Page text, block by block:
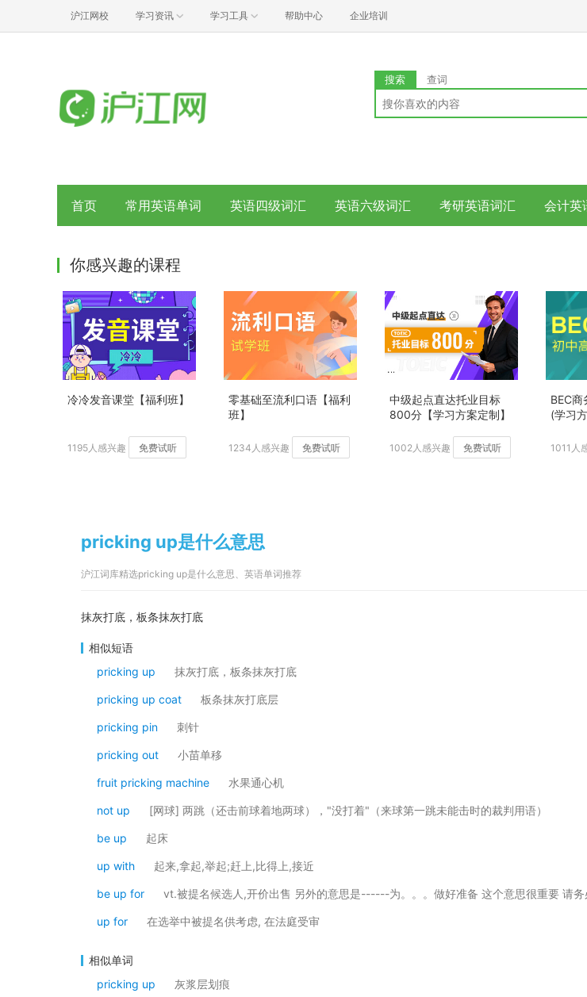
沪江网校 学习资讯 学习工具 帮助中心 企业培训
搜索 查词
首页 常用英语单词 英语四级词汇 英语六级词汇 考研英语词汇 会计英
你感兴趣的课程
冷冷发音课堂【福利班】
1195人感兴趣 免费试听
零基础至流利口语【福利
班】
1234人感兴趣 免费试听
中级起点直达托业目标
800分【学习方案定制】
1002人感兴趣 免费试听
BEC
(学习
1011人
pricking up是什么意思
沪江词库精选pricking up是什么意思、英语单词推荐
抹灰打底，板条抹灰打底
相似短语
pricking up
抹灰打底，板条抹灰打底
pricking up coat 板条抹灰打底层
pricking pin 刺针
pricking out 小苗单移
fruit pricking machine 水果通心机
not up [网球] 两跳（还击前球着地两球），"没打着"（来球第一跳未能击时的裁判用语）
be up 起床
up with 起来,拿起,举起;赶上,比得上,接近
be up for vt.被提名候选人,开价出售 另外的意思是------为。。。做好准备 这个意思很重要 请
up for 在选举中被提名供考虑, 在法庭受审
相似单词
pricking up
灰浆层划痕